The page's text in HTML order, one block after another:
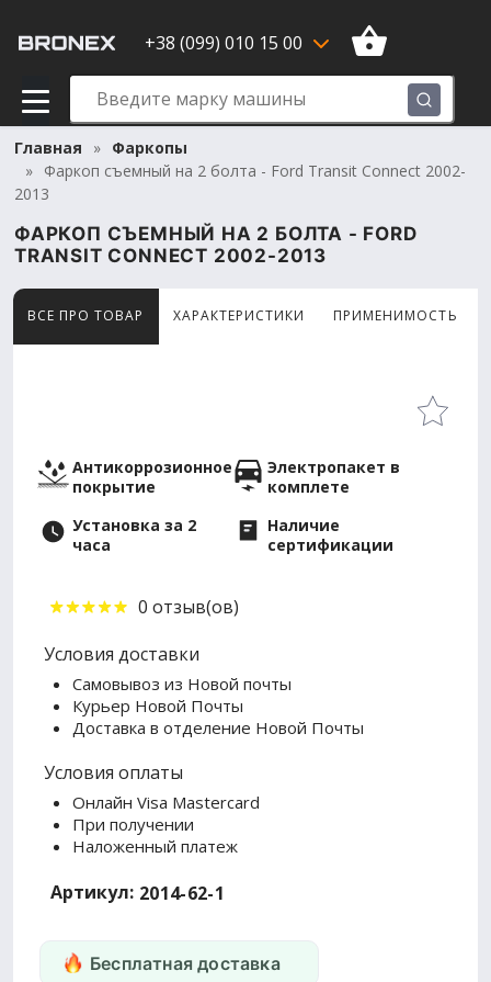
+38 (099) 010 15 00
Главная
Фаркопы
Фаркоп съемный на 2 болта - Ford Transit Connect 2002-
2013
ФАРКОП СЪЕМНЫЙ НА 2 БОЛТА - FORD
TRANSIT CONNECT 2002-2013
ВСЕ ПРО ТОВАР ХАРАКТЕРИСТИКИ ПРИМЕНИМОСТЬ
Товар просматривают сейчас 11 человек
Антикоррозионное
покрытие
Электропакет в
комплете
Установка за 2
часа
Наличие
сертификации
0 отзыв(ов)
Условия доставки
Самовывоз из Новой почты
Курьер Новой Почты
Доставка в отделение Новой Почты
Условия оплаты
Онлайн Visa Mastercard
При получении
Наложенный платеж
Артикул: 2014-62-1
Бесплатная доставка